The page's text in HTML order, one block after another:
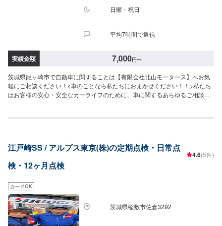
日曜・祝日
平均7時間で返信
実績金額 7,000円〜
茨城県龍ヶ崎市で自動車に関することは【有限会社北山モータース】へお気
軽にご相談ください！<車のことなら私たちにおまかせください！！>私たち
はお客様の安心・安全なカーライフのために、車に関するあらゆるご相談に
ンス、修理、保険相談まであらゆるご要望にお応えします。これからも信頼
ご納得いただければ作業開始【4】仕上がり次第納車-----納期について-----納
期は通常1日程度で納車となります。(要相談)納期は前後する場合がございま
す。予めご了承ください。-----ご来店時の注意、受付方法-----入庫の際はお気
駐車してください。受付はスタッフへ「メンテモで予約しました」とお伝え
ください。ご案内いたします。【定休日・営業時間】定休日：日曜日、祝
日、第二土曜日営業時間：8:30~17:30
江戸崎SS / アルプス東京(株)の定期点検・日常点
検・12ヶ月点検
4.6(5件)
カードOK
茨城県稲敷市佐倉3292